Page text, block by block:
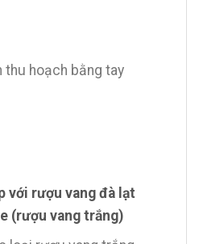
thu hoạch bằng tay
với rượu vang đà lạt
(rượu vang trắng)